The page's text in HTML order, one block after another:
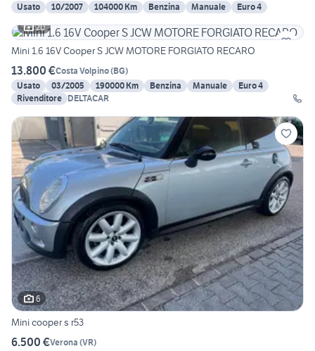
Usato
10/2007 104000 Km Benzina Manuale
Euro 4
20
Mini 1.6 16V Cooper S JCW MOTORE FORGIATO RECARO
13.800 €Costa Volpino(BG)
Usato
03/2005 190000 Km Benzina Manuale
Euro 4
Rivenditore DELTACAR
6
Mini cooper s r53
6.500 €Verona (VR)